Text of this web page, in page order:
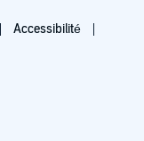
Accessibilité